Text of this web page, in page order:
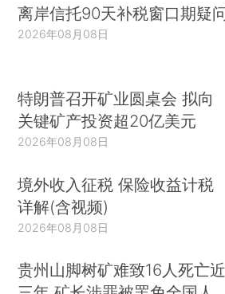
离岸信托90天补税窗口期疑
2026年08月08日
特朗普召开矿业圆桌会 拟向
关键矿产投资超20亿美元
2026年08月08日
境外收入征税 保险收益计税
详解(含视频)
2026年08月08日
贵州山脚树矿难致16人死亡近